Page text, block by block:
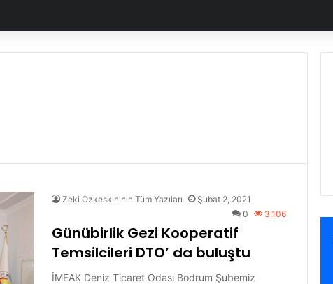
Zeki Özkeskin'nin Tüm Yazıları
Şubat 2, 2021
0
3.106
Günübirlik Gezi Kooperatif
Temsilcileri DTO’ da buluştu
İMEAK Deniz Ticaret Odası Bodrum Şubemiz